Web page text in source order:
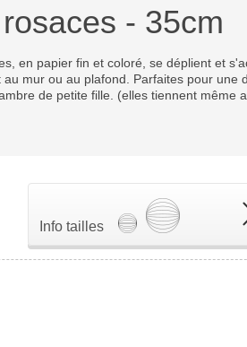
- 35cm
en papier fin et coloré, se déplient et
au mur ou au plafond. Parfaites pour une
de petite fille. (elles tiennent même
Info tailles